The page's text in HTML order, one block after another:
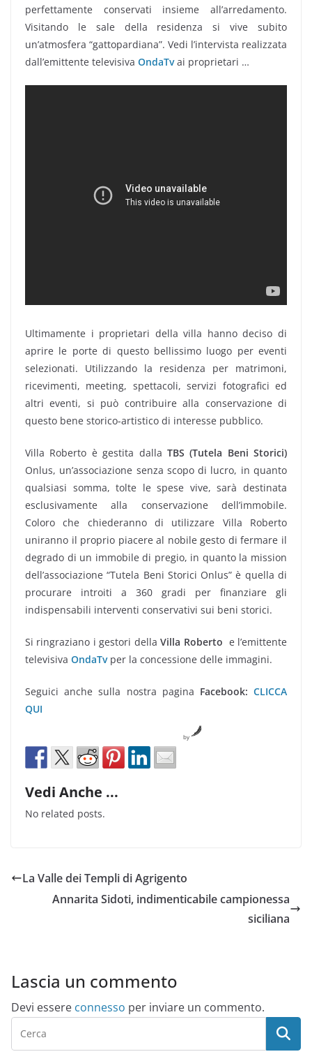
perfettamente conservati insieme all’arredamento.
Visitando le sale della residenza si vive subito
un’atmosfera “gattopardiana”. Vedi l’intervista realizzata
dall’emittente televisiva OndaTvai proprietari …
Ultimamente i proprietari della villa hanno deciso di
aprire le porte di questo bellissimo luogo per eventi
selezionati. Utilizzando la residenza per matrimoni,
ricevimenti, meeting, spettacoli, servizi fotografici ed
altri eventi, si può contribuire alla conservazione di
questo bene storico-artistico di interesse pubblico.
Villa Roberto è gestita dalla TBS (Tutela Beni Storici)
Onlus, un’associazione senza scopo di lucro, in quanto
qualsiasi somma, tolte le spese vive, sarà destinata
esclusivamente alla conservazione dell’immobile.
Coloro che chiederanno di utilizzare Villa Roberto
uniranno il proprio piacere al nobile gesto di fermare il
degrado di un immobile di pregio, in quanto la mission
dell’associazione “Tutela Beni Storici Onlus” è quella di
procurare introiti a 360 gradi per finanziare gli
indispensabili interventi conservativi sui beni storici.
Si ringraziano i gestori dellaVilla Roberto e l’emittente
televisiva OndaTvper la concessione delle immagini.
Seguici anche sulla nostra pagina Facebook:CLICCA
QUI
by
Vedi Anche ...
No related posts.
La Valle dei Templi di Agrigento
Annarita Sidoti, indimenticabile campionessa
siciliana
Lascia un commento
Devi essere connesso per inviare un commento.